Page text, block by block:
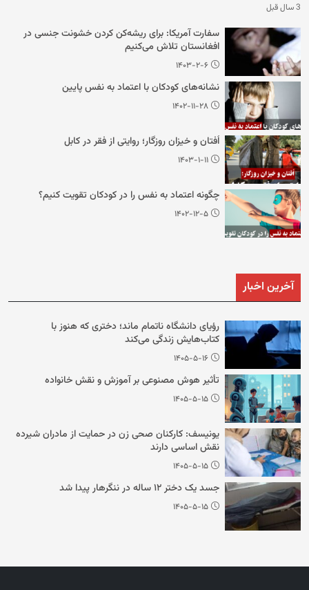
3 سال قبل
سفارت آمریکا: برای ریشه‌کن کردن خشونت جنسی در
افغانستان تلاش می‌کنیم
۱۴۰۳-۲-۶
نشانه‌های کودکان با اعتماد به نفس پایین
۱۴۰۲-۱۱-۲۸
اُفتان و خیزان روزگار؛ روایتی از فقر در کابل
۱۴۰۳-۱-۱۱
چگونه اعتماد به نفس را در کودکان تقویت کنیم؟
۱۴۰۲-۱۲-۵
آخرین اخبار
رؤیای دانشگاه ناتمام ماند؛ دختری که هنوز با
کتاب‌هایش زندگی می‌کند
۱۴۰۵-۵-۱۶
تأثیر هوش مصنوعی بر آموزش و نقش خانواده
۱۴۰۵-۵-۱۵
یونیسف: کارکنان صحی زن در حمایت از مادران شیرده
نقش اساسی دارند
۱۴۰۵-۵-۱۵
جسد یک دختر ۱۲ ساله در ننگرهار پیدا شد
۱۴۰۵-۵-۱۵